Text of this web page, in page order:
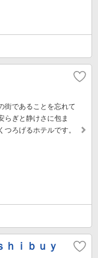
街であることを忘れて
らぎと静けさに包ま
つろげるホテルです。
ｉｂｕｙ